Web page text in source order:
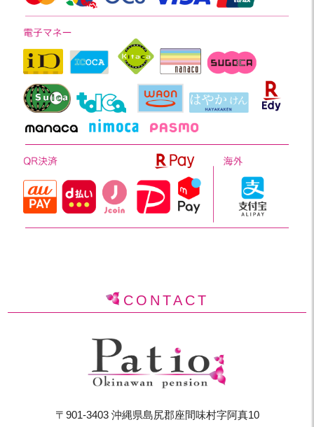
CONTACT
〒901-3403 沖縄県島尻郡座間味村字阿真10